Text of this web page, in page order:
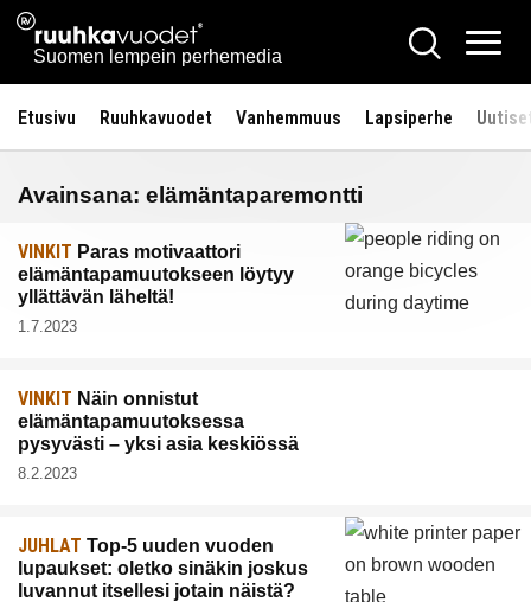
Siirry
sisältöön
Ruuhkavuodet.fi
Suomen lempein perhemedia
Hae
Etusivu Ruuhkavuodet Vanhemmuus Lapsiperhe
Avainsana: elämäntaparemontti
VINKIT Paras motivaattori
elämäntapa­muutokseen löytyy
yllättävän läheltä!
1.7.2023
VINKIT Näin onnistut
elämäntapamuutoksessa
pysyvästi – yksi asia keskiössä
8.2.2023
JUHLAT Top-5 uuden vuoden
lupaukset: oletko sinäkin joskus
luvannut itsellesi jotain näistä?